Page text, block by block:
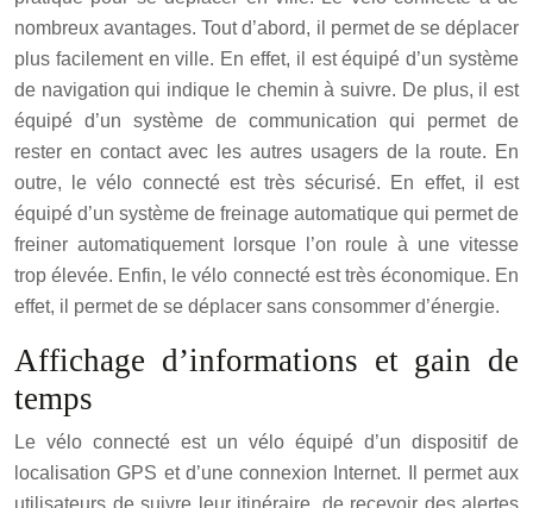
nombreux avantages. Tout d’abord, il permet de se déplacer
plus facilement en ville. En effet, il est équipé d’un système
de navigation qui indique le chemin à suivre. De plus, il est
équipé d’un système de communication qui permet de
rester en contact avec les autres usagers de la route. En
outre, le vélo connecté est très sécurisé. En effet, il est
équipé d’un système de freinage automatique qui permet de
freiner automatiquement lorsque l’on roule à une vitesse
trop élevée. Enfin, le vélo connecté est très économique. En
effet, il permet de se déplacer sans consommer d’énergie.
Affichage d’informations et gain de
temps
Le vélo connecté est un vélo équipé d’un dispositif de
localisation GPS et d’une connexion Internet. Il permet aux
utilisateurs de suivre leur itinéraire, de recevoir des alertes